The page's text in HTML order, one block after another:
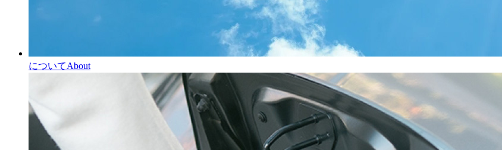
についてAbout